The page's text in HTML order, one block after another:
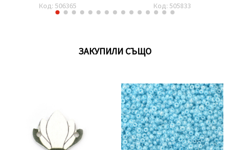
Код: 506365 Код: 505833
ЗАКУПИЛИ СЪЩО